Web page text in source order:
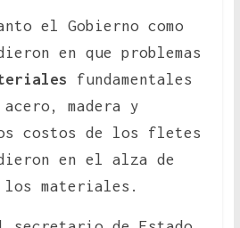
el Gobierno como
en que problemas
fundamentales
madera y
costos de los fletes
en el alza de
materiales.